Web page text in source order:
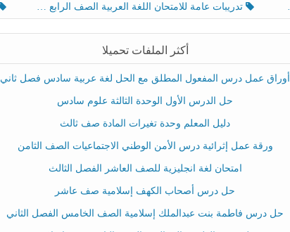
تدريبات عامة للامتحان اللغة العربية الصف الرابع الفصل الثالث
أكثر الملفات تحميلا
أوراق عمل درس المفعول المطلق مع الحل لغة عربية سادس فصل ثاني
حل الدرس الأول الوحدة الثالثة علوم سادس
دليل المعلم وحدة تغيرات المادة صف ثالث
ورقة عمل إثرائية درس الأمن الوطني الاجتماعيات الصف الثامن
امتحان لغة انجليزية للصف العاشر الفصل الثالث
حل درس أصحاب الكهف إسلامية صف عاشر
حل درس فاطمة بنت عبدالملك إسلامية الصف الخامس الفصل الثاني